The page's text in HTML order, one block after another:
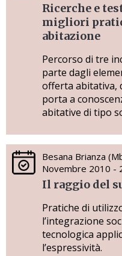
Ricerche e
migliori
abitazione
Percorso di tre
parte dagli
offerta abitativa,
porta a
abitative di tipo
Besana Brianza
Novembre 2010 -
Il raggio del
Pratiche di
l’integrazione
tecnologica
l’espressività.